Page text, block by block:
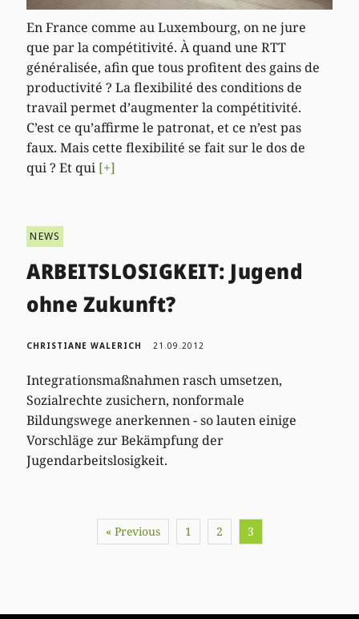
En France comme au Luxembourg, on ne jure
que par la compétitivité. À quand une RTT
généralisée, afin que tous profitent des gains de
productivité ? La flexibilité des conditions de
travail permet d’augmenter la compétitivité.
C’est ce qu’affirme le patronat, et ce n’est pas
faux. Mais cette flexibilité se fait sur le dos de
qui ? Et qui [+]
NEWS
ARBEITSLOSIGKEIT: Jugend
ohne Zukunft?
CHRISTIANE WALERICH 21.09.2012
Integrationsmaßnahmen rasch umsetzen,
Sozialrechte zusichern, nonformale
Bildungswege anerkennen - so lauten einige
Vorschläge zur Bekämpfung der
Jugendarbeitslosigkeit.
« Previous 1 2 3